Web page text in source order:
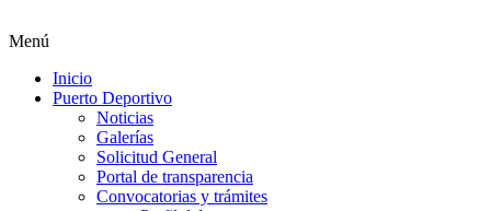
Menú
Inicio
Puerto Deportivo
Noticias
Galerías
Solicitud General
Portal de transparencia
Convocatorias y trámites